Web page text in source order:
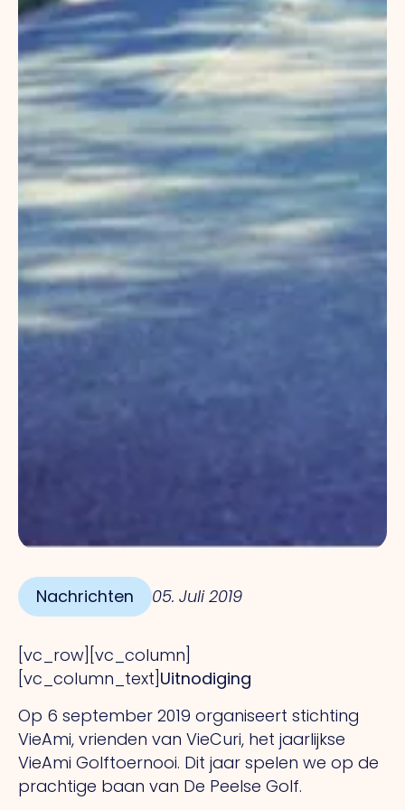
Nachrichten 05. Juli 2019
[vc_row][vc_column]
[vc_column_text] Uitnodiging
Op 6 september 2019 organiseert stichting
VieAmi, vrienden van VieCuri, het jaarlijkse
VieAmi Golftoernooi. Dit jaar spelen we op de
prachtige baan van De Peelse Golf.